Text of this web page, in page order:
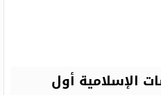
الإسلامية أول